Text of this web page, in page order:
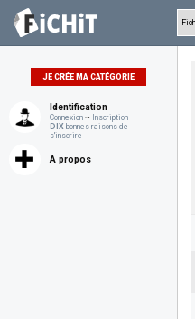
JE CRÉE MA CATÉGORIE
Identification
Connexion ~ Inscription
DIX bonnes raisons de
s'inscrire
A propos